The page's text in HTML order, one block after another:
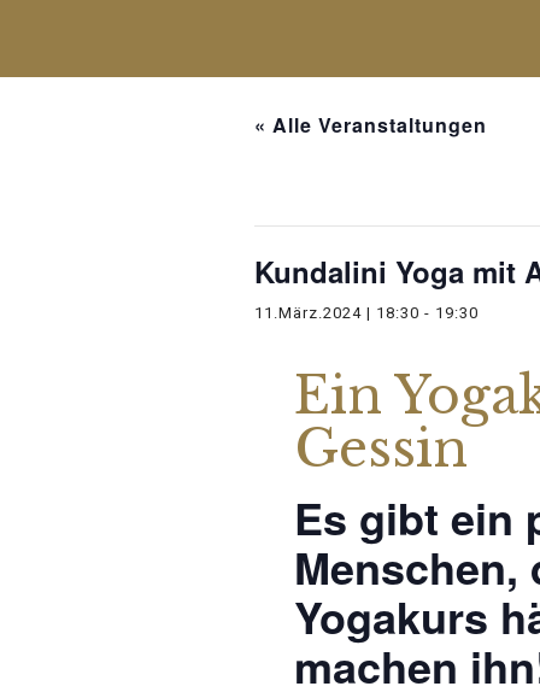
« Alle Veranstaltungen
Kundalini Yoga mit
11.März.2024 | 18:30 - 19:30
Ein
Gessin
Es gibt ein
Menschen,
Yogakurs
machen